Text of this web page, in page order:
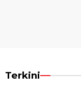
Terkini